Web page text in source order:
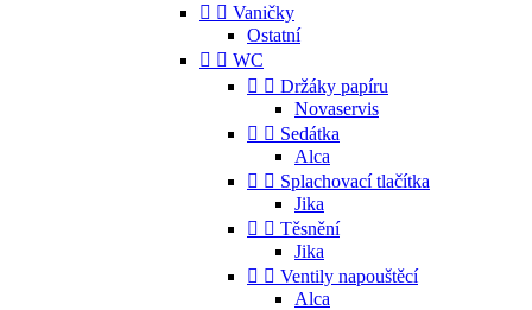
  Vaničky
Ostatní
  WC
  Držáky papíru
Novaservis
  Sedátka
Alca
  Splachovací tlačítka
Jika
  Těsnění
Jika
  Ventily napouštěcí
Alca